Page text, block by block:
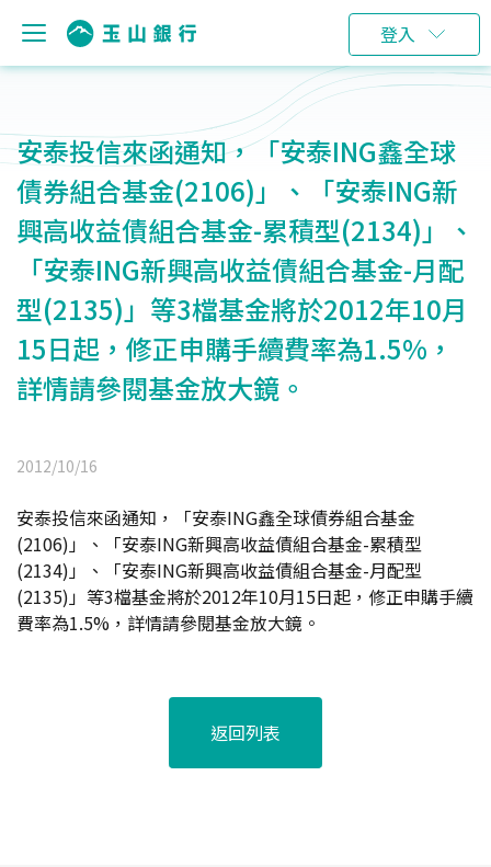
登入
安泰投信來函通知，「安泰ING鑫全球
債券組合基金(2106)」、「安泰ING新
興高收益債組合基金-累積型(2134)」、
「安泰ING新興高收益債組合基金-月配
型(2135)」等3檔基金將於2012年10月
15日起，修正申購手續費率為1.5%，
詳情請參閱基金放大鏡。
2012/10/16
安泰投信來函通知，「安泰ING鑫全球債券組合基金
(2106)」、「安泰ING新興高收益債組合基金-累積型
(2134)」、「安泰ING新興高收益債組合基金-月配型
(2135)」等3檔基金將於2012年10月15日起，修正申購手續
費率為1.5%，詳情請參閱基金放大鏡。
返回列表